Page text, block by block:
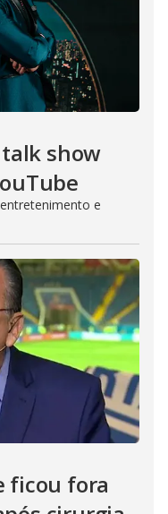
show
e
ficou fora